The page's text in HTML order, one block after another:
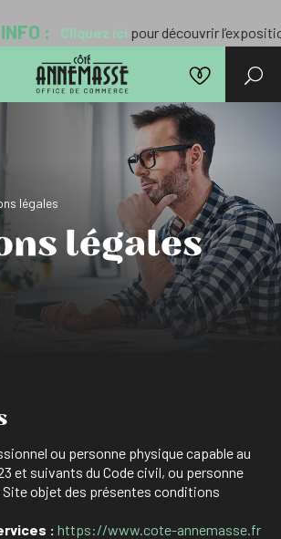
Cliquez icipour découvrir l’exposition “
légales
légales
ou personne physique capable au
et suivants du Code civil, ou personne
objet des présentes conditions
: https://www.cote-annemasse.fr